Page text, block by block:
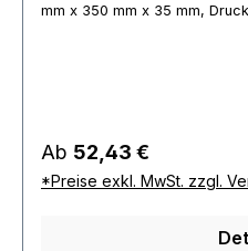
mm x 350 mm x 35 mm,
Regulärer Preis:
Ab 52,43 €
*Preise exkl. MwSt. zzgl.